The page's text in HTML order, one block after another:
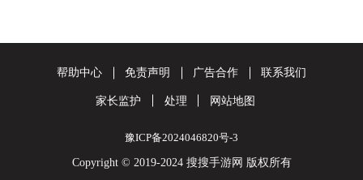
帮助中心 免责声明 广告合作 联系我们
家长监护 处理 网站地图
豫ICP备2024046820号-3
Copyright © 2019-2024 搜搜手游网 版权所有